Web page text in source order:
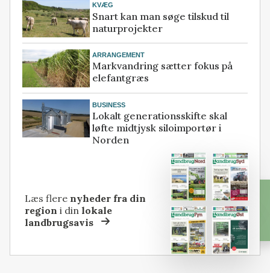
KVÆG
Snart kan man søge tilskud til
naturprojekter
ARRANGEMENT
Markvandring sætter fokus på
elefantgræs
BUSINESS
Lokalt generationsskifte skal
løfte midtjysk siloimportør i
Norden
Læs flere nyheder fra din
region i dinlokale
landbrugsavis